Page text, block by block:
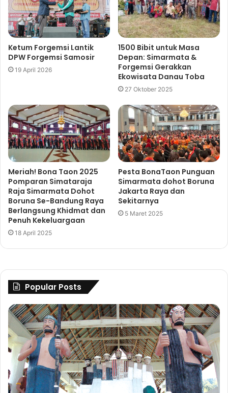
Ketum Forgemsi Lantik
DPW Forgemsi Samosir
19 April 2026
1500 Bibit untuk Masa
Depan: Simarmata &
Forgemsi Gerakkan
Ekowisata Danau Toba
27 Oktober 2025
Meriah! Bona Taon 2025
Pomparan Simataraja
Raja Simarmata Dohot
Boruna Se-Bandung Raya
Berlangsung Khidmat dan
Penuh Kekeluargaan
18 April 2025
Pesta BonaTaon Punguan
Simarmata dohot Boruna
Jakarta Raya dan
Sekitarnya
5 Maret 2025
Popular Posts